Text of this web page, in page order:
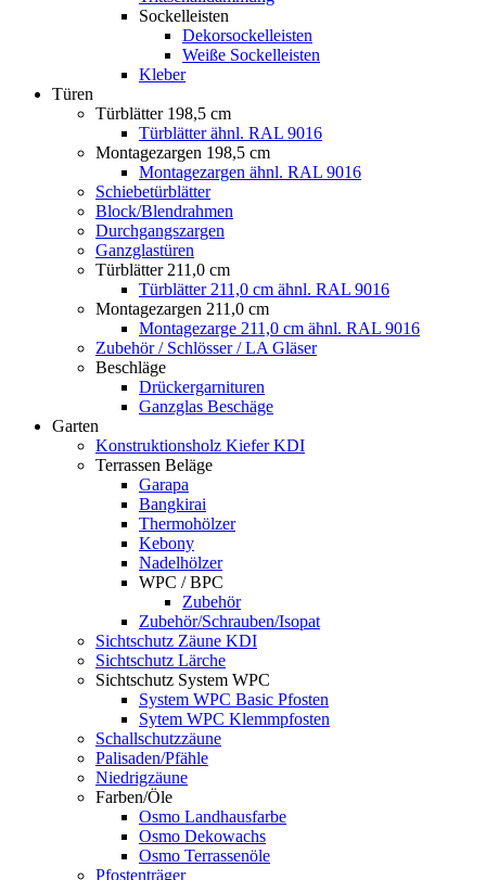
Sockelleisten
Dekorsockelleisten
Weiße Sockelleisten
Kleber
Türen
Türblätter 198,5 cm
Türblätter ähnl. RAL 9016
Montagezargen 198,5 cm
Montagezargen ähnl. RAL 9016
Schiebetürblätter
Block/Blendrahmen
Durchgangszargen
Ganzglastüren
Türblätter 211,0 cm
Türblätter 211,0 cm ähnl. RAL 9016
Montagezargen 211,0 cm
Montagezarge 211,0 cm ähnl. RAL 9016
Zubehör / Schlösser / LA Gläser
Beschläge
Drückergarnituren
Ganzglas Beschäge
Garten
Konstruktionsholz Kiefer KDI
Terrassen Beläge
Garapa
Bangkirai
Thermohölzer
Kebony
Nadelhölzer
WPC / BPC
Zubehör
Zubehör/Schrauben/Isopat
Sichtschutz Zäune KDI
Sichtschutz Lärche
Sichtschutz System WPC
System WPC Basic Pfosten
Sytem WPC Klemmpfosten
Schallschutzzäune
Palisaden/Pfähle
Niedrigzäune
Farben/Öle
Osmo Landhausfarbe
Osmo Dekowachs
Osmo Terrassenöle
Pfostenträger